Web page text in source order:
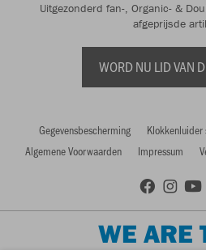
Uitgezonderd fan-, Organic- &
afgeprijsde
WORD NU LID VAN
Gegevensbescherming Klokkenluider
Algemene Voorwaarden
Impressum
WE ARE